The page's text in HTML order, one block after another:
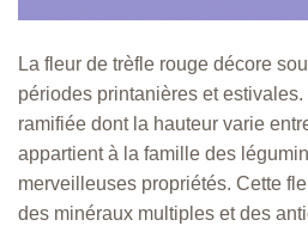
La fleur de trèfle rouge décore
périodes printanières et
ramifiée dont la hauteur varie
appartient à la famille des
merveilleuses propriétés. Cette
des minéraux multiples et des